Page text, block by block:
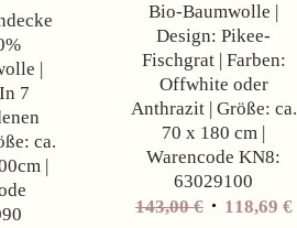
|
7
ca.
|
Bio-Baumwolle |
Design: Pikee-
Fischgrat | Farben:
Offwhite oder
Anthrazit | Größe: ca.
70 x 180 cm |
Warencode KN8:
63029100
143,00€ 118,69 €